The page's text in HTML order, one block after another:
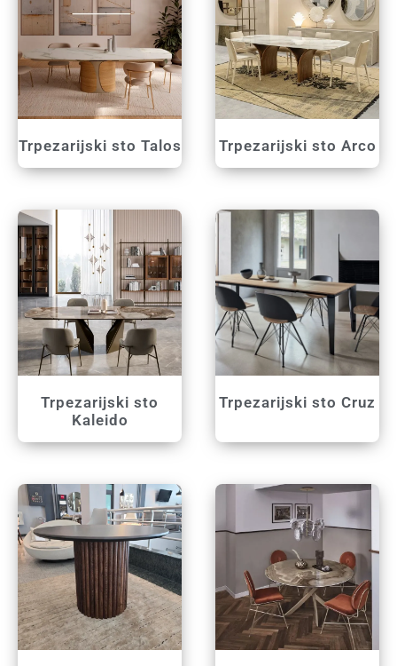
Trpezarijski sto Talos Trpezarijski sto Arco
Trpezarijski sto
Kaleido
Trpezarijski sto Cruz